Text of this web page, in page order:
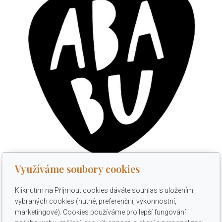
Ababu - sleva 10 %
Sleva 10 % na vše vyjma zboží ve slevě, kategorií Výhodné
kombinace a Dárkové poukazy. Slevový kód je ZNPM,
Využíváme soubory cookies
Kliknutím na Přijmout cookies dáváte souhlas s uložením
vybraných cookies (nutné, preferenční, výkonnostní,
marketingové). Cookies používáme pro lepší fungování